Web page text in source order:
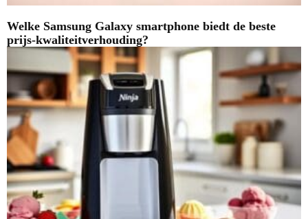
Welke Samsung Galaxy smartphone biedt de beste
prijs-kwaliteitverhouding?